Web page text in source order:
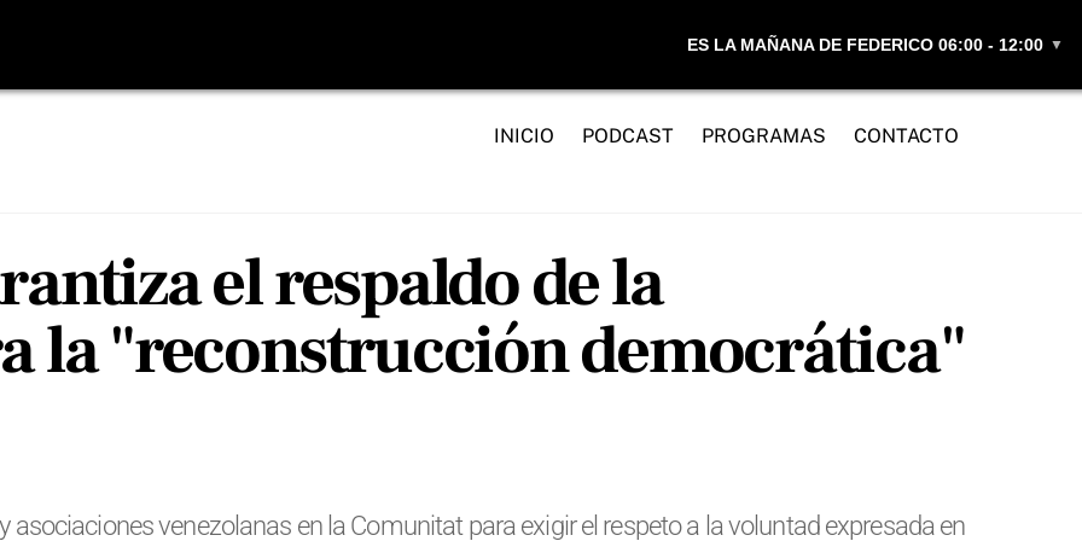
ES LA MAÑANA DE FEDERICO 06:00 - 12:00 ▼
INICIO PODCAST PROGRAMAS CONTACTO
el respaldo de la
la "reconstrucción democrática"
asociaciones venezolanas en la Comunitat para exigir el respeto a la voluntad expresada en